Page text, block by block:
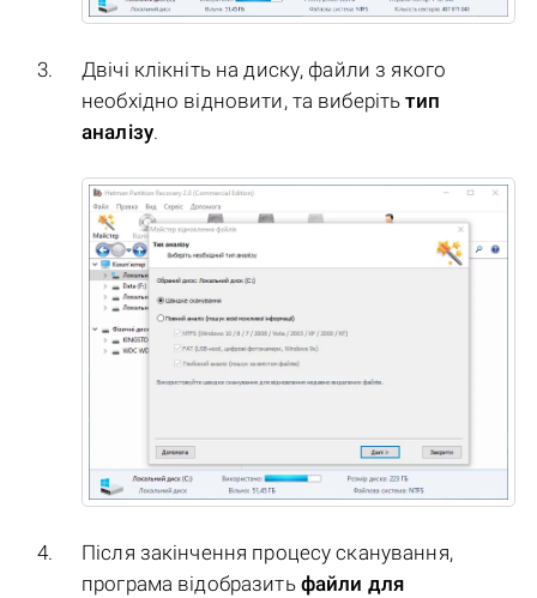
Двічі клікніть на диску, файли з якого
необхідно відновити, та виберітьтип
аналізу.
Після закінчення процесу сканування,
програма відобразить файли для